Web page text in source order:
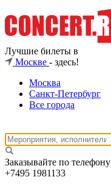
Лучшие билеты в
Москве - здесь!
Москва
Санкт-Петербург
Все города
Заказывайте по телефону
+7495 1981133